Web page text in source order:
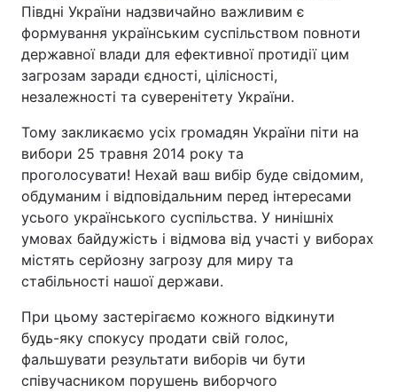
Цікавинки Погода
Відео з Youtube Статті
Думки
Архів Вакансії
Контакти
ПОСЛУГИ
Реклама на сайті Фотобанк
Моніторинг Пресцентр
Півдні України надзвичайно важливим є
формування українським суспільством повноти
державної влади для ефективної протидії цим
загрозам заради єдності, цілісності,
незалежності та суверенітету України.
Тому закликаємо усіх громадян України піти на
вибори 25 травня 2014 року та
проголосувати! Нехай ваш вибір буде свідомим,
обдуманим і відповідальним перед інтересами
усього українського суспільства. У нинішніх
умовах байдужість і відмова від участі у виборах
містять серйозну загрозу для миру та
стабільності нашої держави.
При цьому застерігаємо кожного відкинути
будь-яку спокусу продати свій голос,
фальшувати результати виборів чи бути
співучасником порушень виборчого